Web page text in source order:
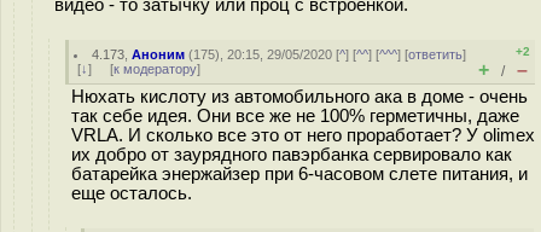
видео - то затычку или проц с встроенкой.
4.173 ,Аноним (175), 20:15, 29/05/2020 [^] [^^] [^^^] [ответить]
[↓] [к модератору]
+2
+ / –
Нюхать кислоту из автомобильного ака в доме - очень
так себе идея. Они все же не 100% герметичны, даже
VRLA. И сколько все это от него проработает? У olimex
их добро от заурядного павэрбанка сервировало как
батарейка энержайзер при 6-часовом слете питания, и
еще осталось.